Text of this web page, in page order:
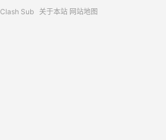
Clash Sub 关于本站 网站地图